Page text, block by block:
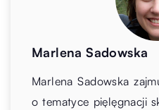
Marlena Sadowska
Marlena Sadowska
o tematyce pięlęgnacji